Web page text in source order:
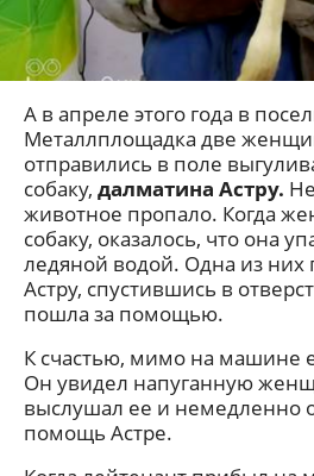
А в апреле этого года в
Металлплощадка две
отправились в поле
собаку, далматина Астру.
животное пропало. Когда
собаку, оказалось, что она
ледяной водой. Одна из них
Астру, спустившись в
пошла за помощью.
К счастью, мимо на машине
Он увидел напуганную
выслушал ее и немедленно
помощь Астре.